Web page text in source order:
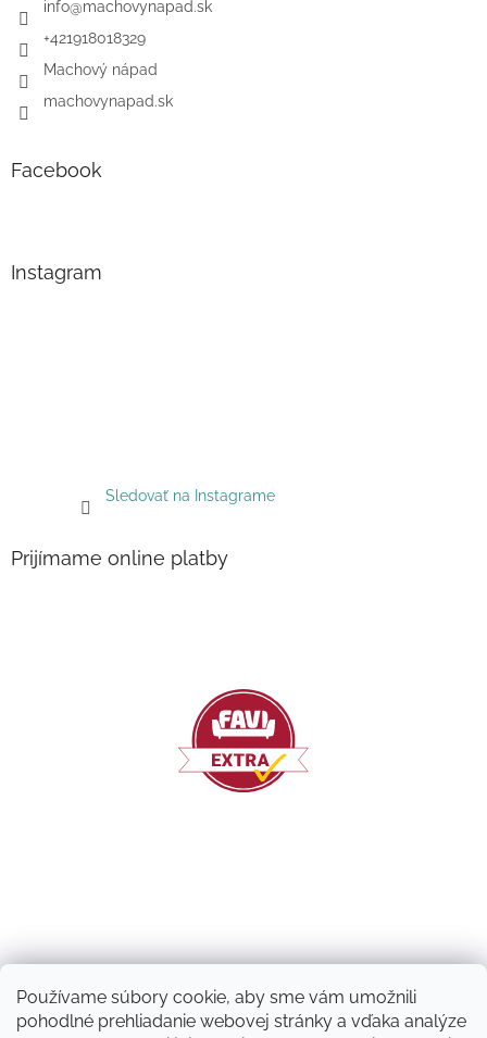
Používame súbory cookie, aby sme vám umožnili
pohodlné prehliadanie webovej stránky a vďaka analýze
info@machovynapad.sk
+421918018329
Machový nápad
machovynapad.sk
Facebook
Instagram
Sledovať na Instagrame
Prijímame online platby